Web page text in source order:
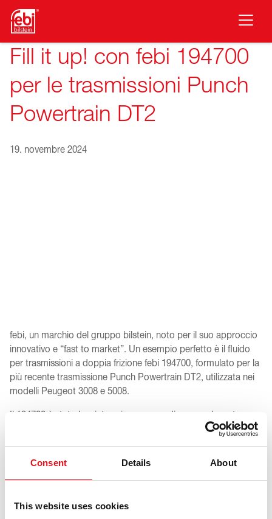
Consent Details About
This website uses cookies
Vai al contenuto principale
Fill it up! con febi 194700
per le trasmissioni Punch
Powertrain DT2
19. novembre 2024
febi, un marchio del gruppo bilstein, noto per il suo approccio
innovativo e “fast to market”. Un esempio perfetto è il fluido
per trasmissioni a doppia frizione febi 194700, formulato per la
più recente trasmissione Punch Powertrain DT2, utilizzata nei
modelli Peugeot 3008 e 5008.
Il 194700 è stato lanciato prima ancora di essere elencato su
TecDoc o di avere un equivalente OE, evidenziando la strategia
Questo fluido premium è ottimizzato per le trasmissioni ibride
a doppia frizione, garantendo fluidità di cambiata, eccellenti